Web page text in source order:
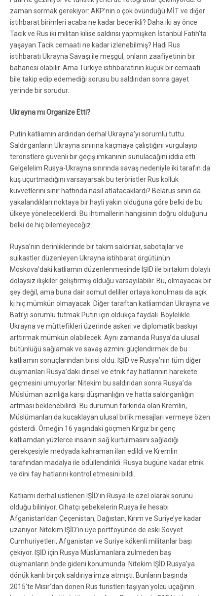
zaman sormak gerekiyor: AKP’nin o çok övündüğü MİT ve diğer
istihbarat birimleri acaba ne kadar becerikli? Daha iki ay önce
Tacik ve Rus iki militan kilise saldırısı yapmışken İstanbul Fatih’ta
yaşayan Tacik cemaati ne kadar izlenebilmiş? Hadi Rus
istihbaratı Ukrayna Savaşı ile meşgul, onların zaafiyetinin bir
bahanesi olabilir. Ama Türkiye istihbaratının küçük bir cemaati
bile takip edip edemediği sorusu bu saldırıdan sonra gayet
yerinde bir sorudur.
Ukrayna mı Organize Etti?
Putin katliamın ardından derhal Ukrayna’yı sorumlu tuttu.
Saldırganların Ukrayna sınırına kaçmaya çalıştığını vurgulayıp
teröristlere güvenli bir geçiş imkanının sunulacağını iddia etti.
Gelgelelim Rusya-Ukrayna sınırında savaş nedeniyle iki tarafın da
kuş uçurtmadığını varsayarsak bu teröristler Rus kolluk
kuvvetlerini sınır hattında nasıl atlatacaklardı? Belarus sınırı da
yakalandıkları noktaya bir hayli yakın olduğuna göre belki de bu
ülkeye yöneleceklerdi. Bu ihtimallerin hangisinin doğru olduğunu
belki de hiç bilemeyeceğiz.
Ruysa’nın derinliklerinde bir takım saldırılar, sabotajlar ve
suikastler düzenleyen Ukrayna istihbarat örgütünün
Moskova’daki katliamın düzenlenmesinde IŞİD ile birtakım dolaylı
dolaysız ilişkiler geliştirmiş olduğu varsayılabilir. Bu, olmayacak bir
şey değil, ama buna dair somut deliller ortaya konulması da açık
ki hiç mümkün olmayacak. Diğer taraftan katliamdan Ukrayna ve
Batı’yı sorumlu tutmak Putin için oldukça faydalı. Böylelikle
Ukrayna ve müttefikleri üzerinde askeri ve diplomatik baskıyı
arttırmak mümkün olabilecek. Aynı zamanda Rusya’da ulusal
bütünlüğü sağlamak ve savaş azmini güçlendirmek de bu
katliamın sonuçlarından birisi oldu. IŞİD ve Rusya’nın tüm diğer
düşmanları Rusya’daki dinsel ve etnik fay hatlarının harekete
geçmesini umuyorlar. Nitekim bu saldırıdan sonra Rusya’da
Müslüman azınlığa karşı düşmanlığın ve hatta saldırganlığın
artması beklenebilirdi. Bu durumun farkında olan Kremlin,
Müslümanları da kucaklayan ulusal birlik mesajları vermeye özen
gösterdi. Örneğin 16 yaşındaki göçmen Kırgız bir genç
katliamdan yüzlerce insanın sağ kurtulmasını sağladığı
gerekçesiyle medyada kahraman ilan edildi ve Kremlin
tarafından madalya ile ödüllendirildi. Rusya bugüne kadar etnik
ve dini fay hatlarını kontrol etmesini bildi.
Katliamı derhal üstlenen IŞİD’in Rusya ile özel olarak sorunu
olduğu biliniyor. Cihatçı şebekelerin Rusya ile hesabı
Afganistan’dan Çeçenistan, Dağıstan, Kırım ve Suriye’ye kadar
uzanıyor. Nitekim IŞİD’in üye portföyünde de eski Sovyet
Cumhuriyetleri, Afganistan ve Suriye kökenli militanlar başı
çekiyor. IŞİD için Rusya Müslümanlara zulmeden baş
düşmanların önde gideni konumunda. Nitekim IŞİD Rusya’ya
dönük kanlı birçok saldırıya imza atmıştı. Bunların başında
2015’te Mısır’dan dönen Rus turistleri taşıyan yolcu uçağının